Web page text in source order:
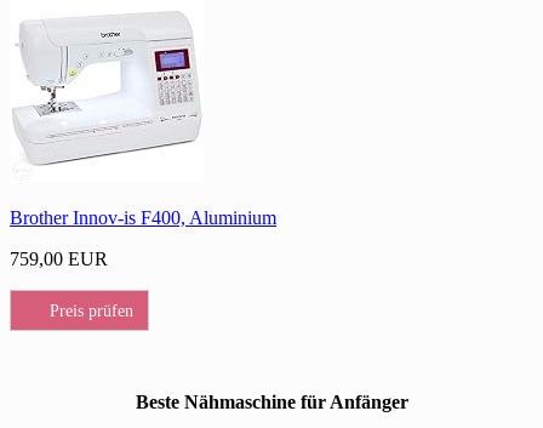
Brother Innov-is F400, Aluminium
759,00 EUR
Preis prüfen
Beste Nähmaschine für Anfänger